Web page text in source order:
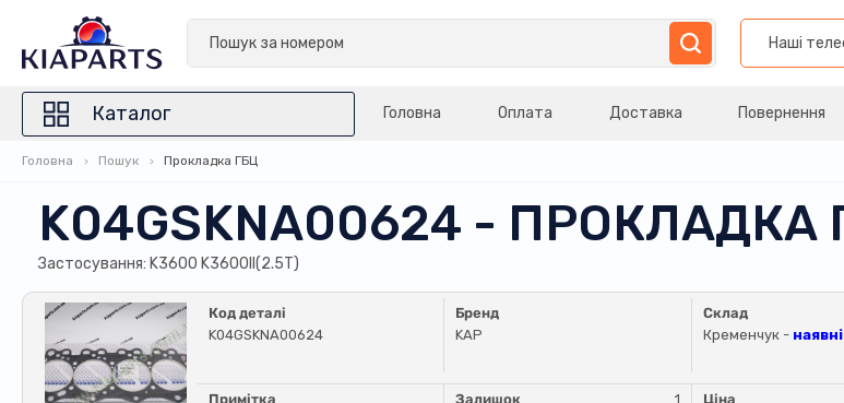
Наші
Каталог Головна Оплата Доставка Повернення
Головна Пошук Прокладка ГБЦ
K04GSKNA00624 - ПРОКЛАДКА
Застосування: K3600 K3600II(2.5T)
Код деталі
K04GSKNA00624
Бренд
KAP
Склад
Кременчук -
Примітка
Залишок 1 Ціна